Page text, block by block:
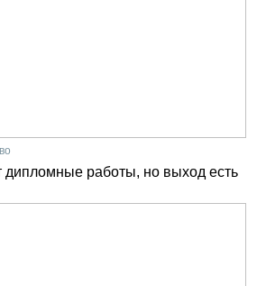
работы, но выход есть